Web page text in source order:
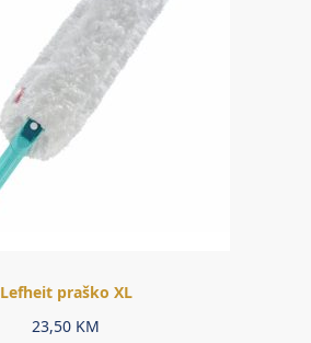
Lefheit praško XL
23,50 KM